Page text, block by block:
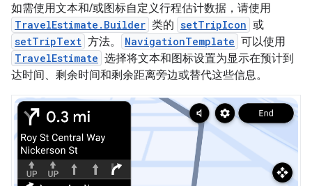
如需使用文本和/或图标自定义行程估计数据，请使用
TravelEstimate.Builder 类的 setTripIcon 或
setTripText 方法。 NavigationTemplate 可以使用
TravelEstimate 选择将文本和图标设置为显示在预计到
达时间、剩余时间和剩余距离旁边或替代这些信息。